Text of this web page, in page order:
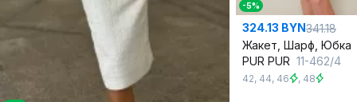
-5%
324.13 BYN341.18
Жакет, Шарф, Юбка
PUR PUR 11-462/4
42, 44, 46 , 48